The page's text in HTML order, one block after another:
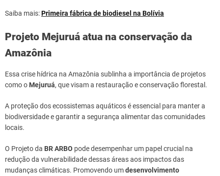
Saiba mais:Primeira fábrica de biodiesel na Bolívia
Projeto Mejuruá atua na conservação da
Amazônia
Essa crise hídrica na Amazônia sublinha a importância de projetos
como o Mejuruá, que visam a restauração e conservação florestal.
A proteção dos ecossistemas aquáticos é essencial para manter a
biodiversidade e garantir a segurança alimentar das comunidades
locais.
O Projeto da BR ARBO pode desempenhar um papel crucial na
redução da vulnerabilidade dessas áreas aos impactos das
mudanças climáticas. Promovendo umdesenvolvimento